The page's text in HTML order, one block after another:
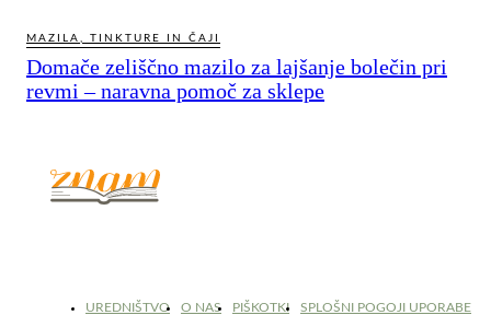
MAZILA, TINKTURE IN ČAJI
Domače zeliščno mazilo za lajšanje bolečin pri
revmi – naravna pomoč za sklepe
UREDNIŠTVO O NAS PIŠKOTKI SPLOŠNI POGOJI UPORABE